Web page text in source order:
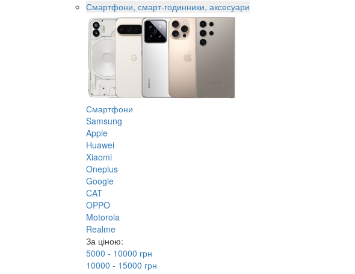
Смартфони, смарт-годинники, аксесуари
Смартфони
Samsung
Apple
Huawei
Xiaomi
Oneplus
Google
CAT
OPPO
Motorola
Realme
За ціною:
5000 - 10000 грн
10000 - 15000 грн